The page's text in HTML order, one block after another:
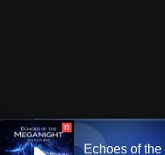
П
Echoes of